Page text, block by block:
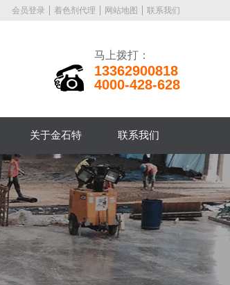
会员登录 着色剂代理 网站地图 联系我们
马上拨打：
13362900818
4000-428-628
关于金石特 联系我们